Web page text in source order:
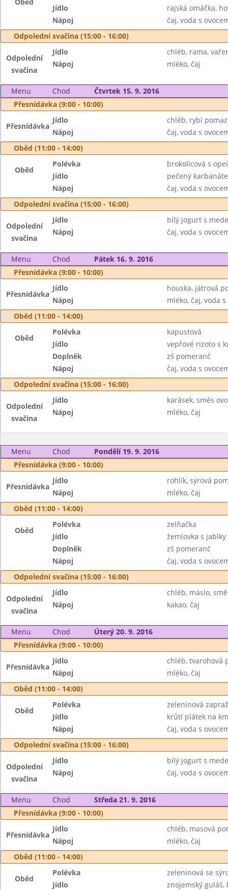
Jídlo
rajská omáčka,
Nápoj
čaj, voda s
Odpolední svačina (15:00 - 16:00)
Odpolední
svačina
Jídlo
chléb, rama,
Nápoj
mléko, čaj
Menu Chod
Čtvrtek 15. 9. 2016
Přesnídávka (9:00 - 10:00)
Přesnídávka
Jídlo
chléb, rybí
Nápoj
čaj, voda s
Oběd (11:00 - 14:00)
Oběd
Polévka
brokolicová s
Jídlo
pečený
Nápoj
čaj, voda s
Odpolední svačina (15:00 - 16:00)
Odpolední
svačina
Jídlo
bílý jogurt s
Nápoj
čaj, voda s
Menu Chod
Pátek 16. 9. 2016
Přesnídávka (9:00 - 10:00)
Přesnídávka
Jídlo
houska, játrová
Nápoj
mléko, čaj, voda
Oběd (11:00 - 14:00)
Oběd
Polévka
kapustová
Jídlo
vepřové rizoto s
Doplněk
zš pomeranč
Nápoj
čaj, voda s
Odpolední svačina (15:00 - 16:00)
Odpolední
svačina
Jídlo
karásek, směs
Nápoj
mléko, čaj
Menu Chod
Pondělí 19. 9. 2016
Přesnídávka (9:00 - 10:00)
Přesnídávka
Jídlo
rohlík, sýrová
Nápoj
mléko, čaj
Oběd (11:00 - 14:00)
Oběd
Polévka
zelňačka
Jídlo
žemlovka s jablky
Doplněk
zš pomeranč
Nápoj
čaj, voda s
Odpolední svačina (15:00 - 16:00)
Odpolední
svačina
Jídlo
chléb, máslo,
Nápoj
kakao, čaj
Menu Chod
Úterý 20. 9. 2016
Přesnídávka (9:00 - 10:00)
Přesnídávka
Jídlo
chléb, tvarohová
Nápoj
mléko, čaj
Oběd (11:00 - 14:00)
Oběd
Polévka
zeleninová
Jídlo
krůtí plátek na
Nápoj
čaj, voda s
Odpolední svačina (15:00 - 16:00)
Odpolední
svačina
Jídlo
bílý jogurt s
Nápoj
čaj, voda s
Menu Chod
Středa 21. 9. 2016
Přesnídávka (9:00 - 10:00)
Přesnídávka
Jídlo
chléb, masová
Nápoj
mléko, čaj
Oběd (11:00 - 14:00)
Oběd
Polévka
zeleninová se
Jídlo
znojemský guláš,